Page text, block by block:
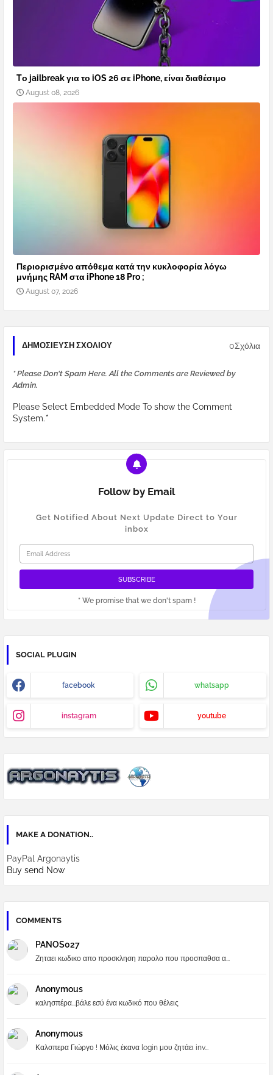
Tο jailbreak για το iOS 26 σε iPhone, είναι διαθέσιμο
August 08, 2026
Περιορισμένο απόθεμα κατά την κυκλοφορία λόγω
μνήμης RAM στα iPhone 18 Pro ;
August 07, 2026
ΔΗΜΟΣΊΕΥΣΗ ΣΧΟΛΊΟΥ 0Σχόλια
* Please Don't Spam Here. All the Comments are Reviewed by
Admin.
Please Select Embedded Mode To show the Comment
System.*
Follow by Email
Get Notified About Next Update Direct to Your
inbox
* We promise that we don't spam !
SOCIAL PLUGIN
facebook whatsapp
instagram youtube
MAKE A DONATION..
PayPal Argonaytis
Buy send Now
COMMENTS
PANOS027
Ζηταει κωδικο απο προσκληση παρολο που προσπαθσα α...
Anonymous
καλησπέρα...βάλε εσύ ένα κωδικό που θέλεις
Anonymous
Καλσπερα Γιώργο ! Μόλις έκανα login μου ζητάει inv...